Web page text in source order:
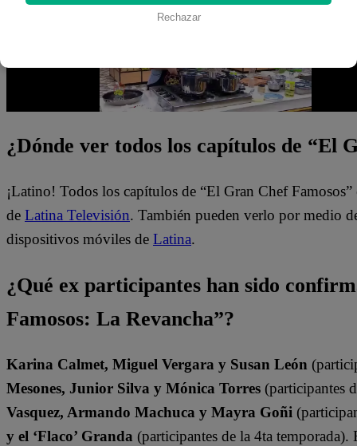
¿Dónde ver todos los capítulos de “El
¡Latino! Todos los capítulos de “El Gran Chef
de Latina Televisión. También pueden verlo por medio
dispositivos móviles de Latina.
¿Qué ex participantes han sido
Famosos: La Revancha”?
Karina Calmet, Miguel Vergara y Susan León
Mesones, Junior Silva y Mónica Torres (participantes
Vasquez, Armando Machuca y Mayra Goñi
y el ‘Flaco’ Granda (participantes de la 4ta temporada).
Rechazar